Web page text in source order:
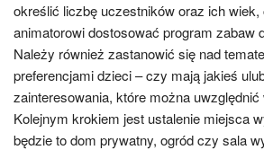
określić liczbę uczestników oraz ich wiek,
animatorowi dostosować program zabaw
Należy również zastanowić się nad
preferencjami dzieci – czy mają jakieś
zainteresowania, które można uwzględnić
Kolejnym krokiem jest ustalenie miejsca
będzie to dom prywatny, ogród czy sala